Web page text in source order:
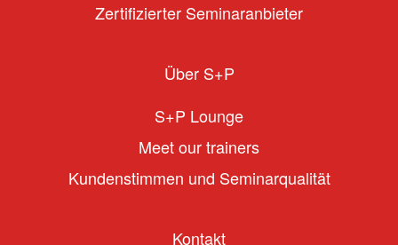
Zertifizierter Seminaranbieter
Über S+P
S+P Lounge
Meet our trainers
Kundenstimmen und Seminarqualität
Kontakt